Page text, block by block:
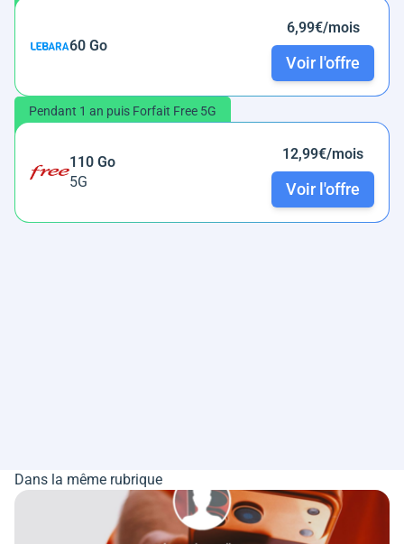
60 Go
6,99€/mois
Voir l'offre
Pendant 1 an puis Forfait Free 5G
110 Go
5G
12,99€/mois
Voir l'offre
Dans la même rubrique